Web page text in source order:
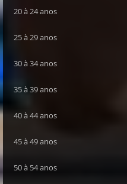
20 à 24 anos
25 à 29 anos
30 à 34 anos
35 à 39 anos
40 à 44 anos
45 à 49 anos
50 à 54 anos